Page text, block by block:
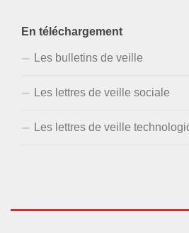
En téléchargement
Les bulletins de veille
Les lettres de veille sociale
Les lettres de veille